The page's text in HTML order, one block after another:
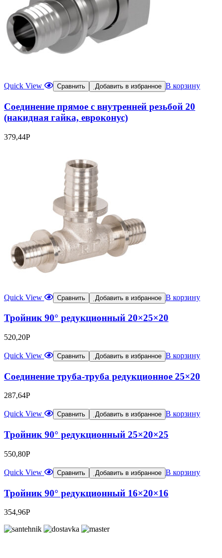
Quick View Сравнить Добавить в избранное В корзину
Соединение прямое с внутренней резьбой 20
(накидная гайка, евроконус)
379,44Р
Quick View Сравнить Добавить в избранное В корзину
Тройник 90° редукционный 20×25×20
520,20Р
Quick View Сравнить Добавить в избранное В корзину
Соединение труба-труба редукционное 25×20
287,64Р
Quick View Сравнить Добавить в избранное В корзину
Тройник 90° редукционный 25×20×25
550,80Р
Quick View Сравнить Добавить в избранное В корзину
Тройник 90° редукционный 16×20×16
354,96Р